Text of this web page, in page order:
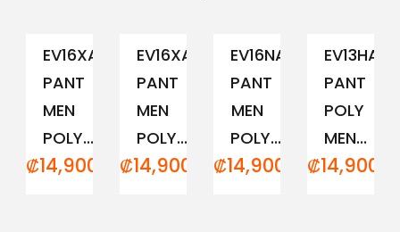
EV16XAM194
PANT
MEN
POLY...
₡14,900.00
EV16XAM191
PANT
MEN
POLY...
₡14,900.00
EV16NAM152
PANT
MEN
POLY...
₡14,900.00
PANT
POLY
MEN...
₡